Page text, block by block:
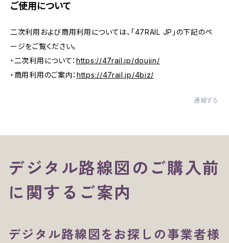
ご使用について
二次利用および商用利用については、「47RAIL JP」の下記のペ
ージをご覧ください。
・二次利用について： https://47rail.jp/doujin/
・商用利用のご案内： https://47rail.jp/4biz/
通報する
デジタル路線図のご購入前
に関するご案内
デジタル路線図をお探しの事業者様